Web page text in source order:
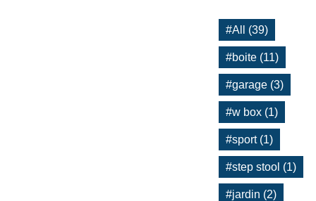
#All (39)
#boite (11)
#garage (3)
#w box (1)
#sport (1)
#step stool (1)
#jardin (2)